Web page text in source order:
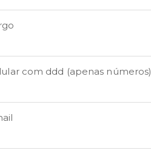
com ddd (apenas números)